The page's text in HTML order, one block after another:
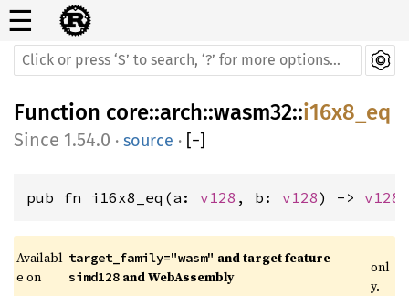
☰
Function core::arch::wasm32::i16x8_eq
1.54.0 · source · [−]
pub fn i16x8_eq(a: v128 , b: v128) -> v128
Availabl
e on
target_family="wasm" and target feature
simd128 and WebAssembly
onl
y.